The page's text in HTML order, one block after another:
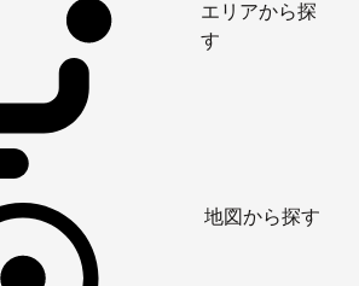
エリアから探
す
地図から探す